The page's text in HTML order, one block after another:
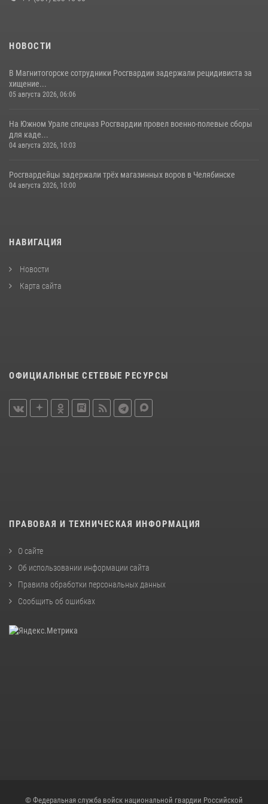
НОВОСТИ
В Магнитогорске сотрудники Росгвардии задержали рецидивиста за
хищение...
05 августа 2026, 06:06
На Южном Урале спецназ Росгвардии провел военно-полевые сборы
для каде...
04 августа 2026, 10:03
Росгвардейцы задержали трёх магазинных воров в Челябинске
04 августа 2026, 10:00
НАВИГАЦИЯ
Новости
Карта сайта
ОФИЦИАЛЬНЫЕ СЕТЕВЫЕ РЕСУРСЫ
ПРАВОВАЯ И ТЕХНИЧЕСКАЯ ИНФОРМАЦИЯ
О сайте
Об использовании информации сайта
Правила обработки персональных данных
Сообщить об ошибках
© Федеральная служба войск национальной гвардии Российской